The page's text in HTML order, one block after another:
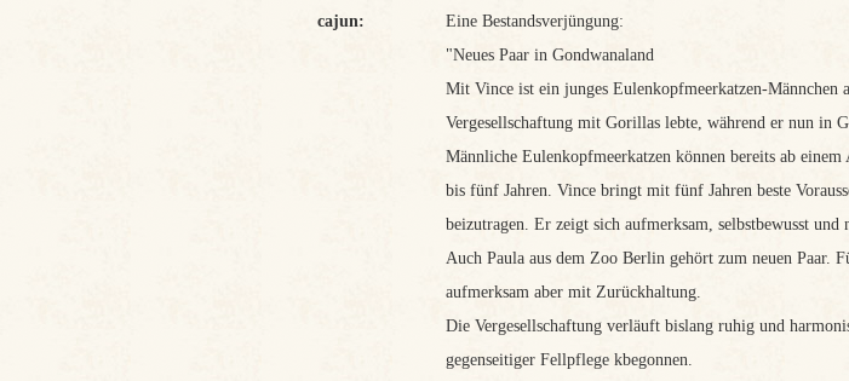
cajun:
Eine Bestandsverjüngung:
"Neues Paar in Gondwanaland
Mit Vince ist ein junges Eulenkopfmeerkatzen-
Vergesellschaftung mit Gorillas lebte, während er nun in
Männliche Eulenkopfmeerkatzen können bereits ab
bis fünf Jahren. Vince bringt mit fünf Jahren beste
beizutragen. Er zeigt sich aufmerksam, selbstbewusst
Auch Paula aus dem Zoo Berlin gehört zum neuen Paar.
aufmerksam aber mit Zurückhaltung.
Die Vergesellschaftung verläuft bislang ruhig und
gegenseitiger Fellpflege kbegonnen.